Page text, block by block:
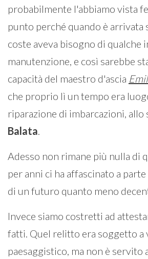
probabilmente l'abbiamo vista
punto perché quando è arrivata
coste aveva bisogno di qualche
manutenzione, e così sarebbe
capacità del maestro d'ascia
che proprio lì un tempo era
riparazione di imbarcazioni, allo
Balata.
Adesso non rimane più nulla di
per anni ci ha affascinato a
di un futuro quanto meno
Invece siamo costretti ad
fatti. Quel relitto era soggetto a
paesaggistico, ma non è servito